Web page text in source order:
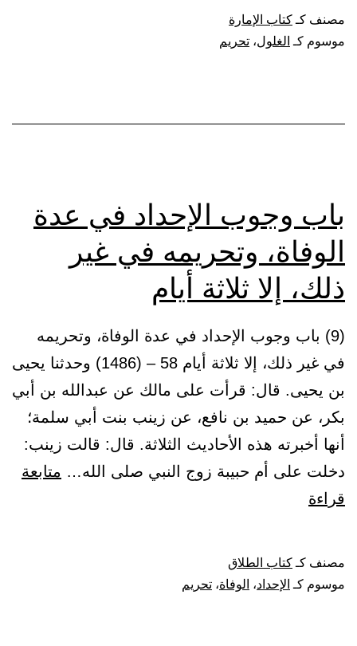
مصنف كـ كتاب الإمارة
موسوم كـ الغلول، تحريم
باب وجوب الإحداد في عدة
الوفاة، وتحريمه في غير
ذلك، إلا ثلاثة أيام
(9) باب وجوب الإحداد في عدة الوفاة، وتحريمه
في غير ذلك، إلا ثلاثة أيام 58 – (1486) وحدثنا يحيى
بن يحيى. قال: قرأت على مالك عن عبدالله بن أبي
بكر، عن حميد بن نافع، عن زينب بنت أبي سلمة؛
أنها أخبرته هذه الأحاديث الثلاثة. قال: قالت زينب:
دخلت على أم حبيبة زوج النبي صلى الله… متابعة
قراءة
في
مصنف كـ كتاب الطلاق
موسوم كـ الإحداد، الوفاة، تحريم